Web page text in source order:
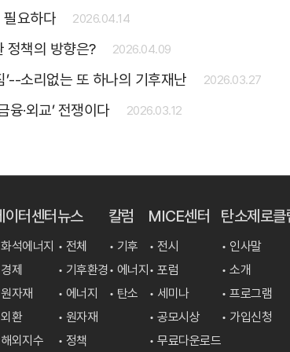
필요하다 2026.04.14
정책의 방향은? 2026.04.09
’--소리없는 또 하나의 기후재난 2026.03.27
·외교’ 전쟁이다 2026.03.12
이터센터
석에너지
제
자재
환
외지수
뉴스
• 전체
• 기후환경
• 에너지
• 원자재
• 정책
칼럼
• 기후
• 에너지
• 탄소
MICE센터
• 전시
• 포럼
• 세미나
• 공모시상
• 무료다운로드
탄소제로클
• 인사말
• 소개
• 프로그램
• 가입신청